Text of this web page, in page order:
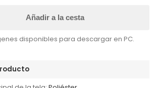
Añadir a la cesta
disponibles para descargar en PC.